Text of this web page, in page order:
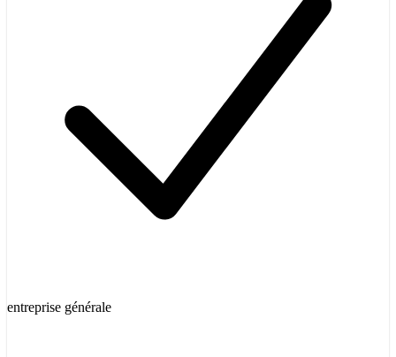
entreprise générale